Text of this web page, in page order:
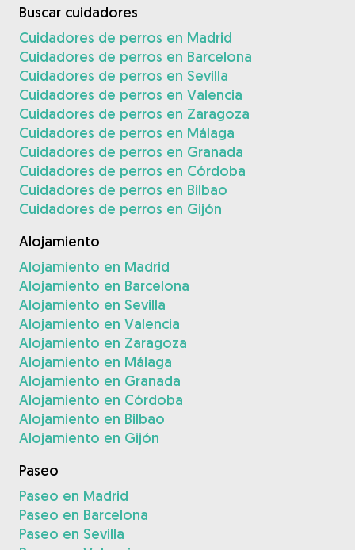
Buscar cuidadores
Cuidadores de perros en Madrid
Cuidadores de perros en Barcelona
Cuidadores de perros en Sevilla
Cuidadores de perros en Valencia
Cuidadores de perros en Zaragoza
Cuidadores de perros en Málaga
Cuidadores de perros en Granada
Cuidadores de perros en Córdoba
Cuidadores de perros en Bilbao
Cuidadores de perros en Gijón
Alojamiento
Alojamiento en Madrid
Alojamiento en Barcelona
Alojamiento en Sevilla
Alojamiento en Valencia
Alojamiento en Zaragoza
Alojamiento en Málaga
Alojamiento en Granada
Alojamiento en Córdoba
Alojamiento en Bilbao
Alojamiento en Gijón
Paseo
Paseo en Madrid
Paseo en Barcelona
Paseo en Sevilla